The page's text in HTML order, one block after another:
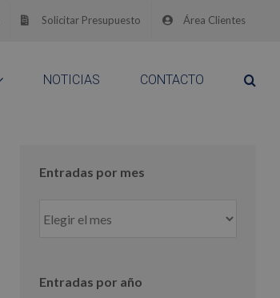
Solicitar Presupuesto Área Clientes
NOTICIAS CONTACTO
Entradas por mes
por
Entradas por año